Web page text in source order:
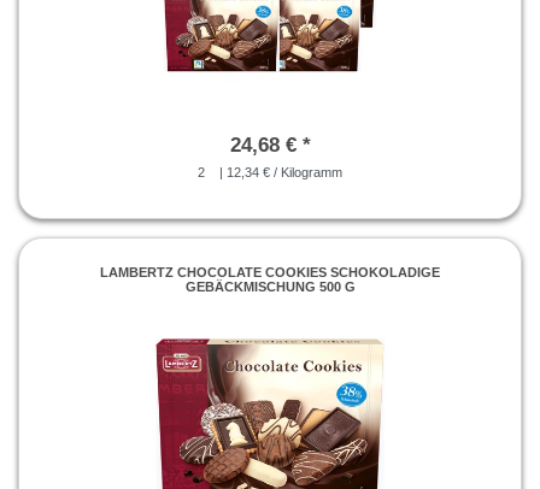
24,68 € *
2 | 12,34 € / Kilogramm
LAMBERTZ CHOCOLATE COOKIES SCHOKOLADIGE
GEBÄCKMISCHUNG 500 G